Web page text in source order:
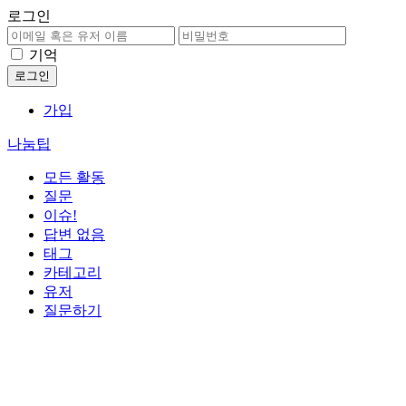
로그인
기억
가입
나눔팁
모든 활동
질문
이슈!
답변 없음
태그
카테고리
유저
질문하기